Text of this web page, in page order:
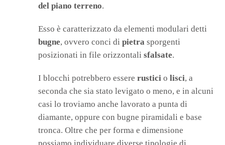
del piano terreno.
Esso è caratterizzato da elementi modulari detti
bugne, ovvero conci di pietra sporgenti
posizionati in file orizzontali sfalsate.
I blocchi potrebbero essere rustici o lisci, a
seconda che sia stato levigato o meno, e in alcuni
casi lo troviamo anche lavorato a punta di
diamante, oppure con bugne piramidali e base
tronca. Oltre che per forma e dimensione